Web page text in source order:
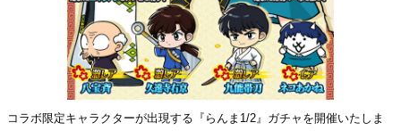
コラボ限定キャラクターが出現する『らんま1/2』ガチャを開催いたしま